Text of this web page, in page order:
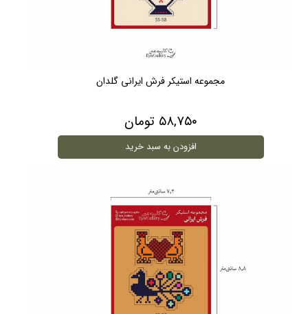
مجموعه استیکر فرش ایرانی گلدان
۵۸,۷۵۰ تومان
افزودن به سبد خرید